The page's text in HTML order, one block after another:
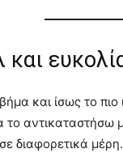
και ίσως το
το αντικαταστήσω
διαφορετικά